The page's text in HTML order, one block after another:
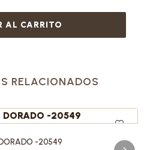
AL CARRITO
RELACIONADOS
-20549